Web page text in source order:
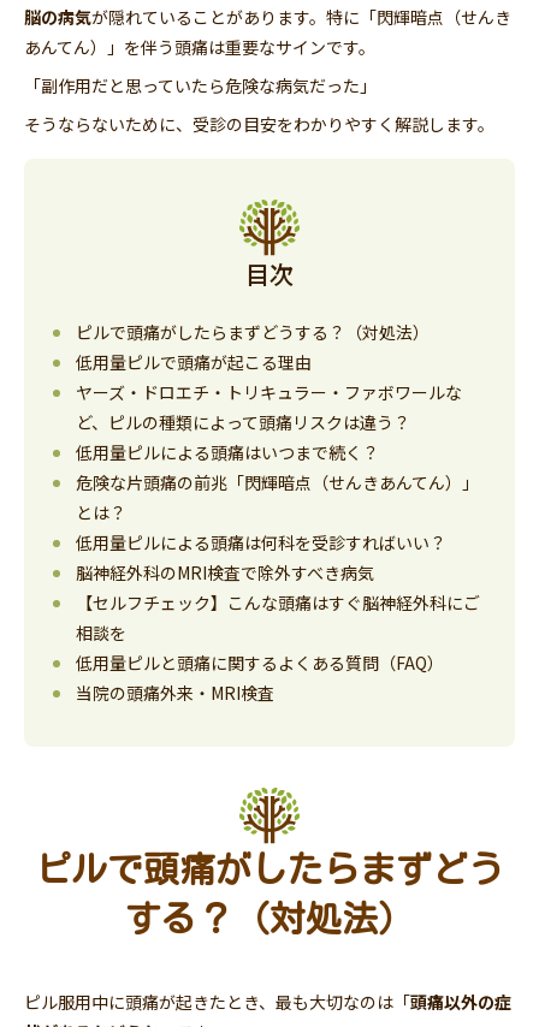
脳の病気が隠れていることがあります。特に「閃輝暗点（せんき
あんてん）」を伴う頭痛は重要なサインです。
「副作用だと思っていたら危険な病気だった」
そうならないために、受診の目安をわかりやすく解説します。
目次
ピルで頭痛がしたらまずどうする？（対処法）
低用量ピルで頭痛が起こる理由
ヤーズ・ドロエチ・トリキュラー・ファボワールな
ど、ピルの種類によって頭痛リスクは違う？
低用量ピルによる頭痛はいつまで続く？
危険な片頭痛の前兆「閃輝暗点（せんきあんてん）」
とは？
低用量ピルによる頭痛は何科を受診すればいい？
脳神経外科のMRI検査で除外すべき病気
【セルフチェック】こんな頭痛はすぐ脳神経外科にご
相談を
低用量ピルと頭痛に関するよくある質問（FAQ）
当院の頭痛外来・MRI検査
ピルで頭痛がしたらまずどう
する？（対処法）
ピル服用中に頭痛が起きたとき、最も大切なのは「頭痛以外の症